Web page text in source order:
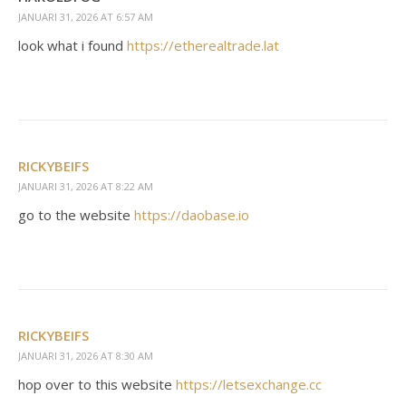
JANUARI 31, 2026 AT 6:57 AM
look what i found https://etherealtrade.lat
RICKYBEIFS
JANUARI 31, 2026 AT 8:22 AM
go to the website https://daobase.io
RICKYBEIFS
JANUARI 31, 2026 AT 8:30 AM
hop over to this website https://letsexchange.cc